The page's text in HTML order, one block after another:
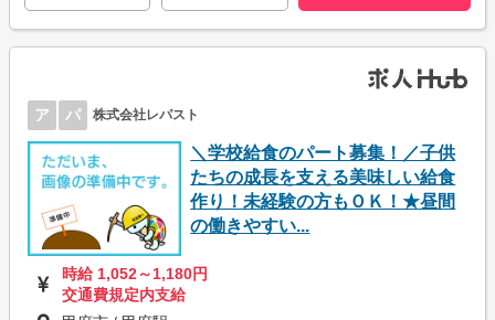
ア パ 株式会社レパスト
＼学校給食のパート募集！／子供
たちの成長を支える美味しい給食
作り！未経験の方もＯＫ！★昼間
の働きやすい...
時給 1,052～1,180円
交通費規定内支給